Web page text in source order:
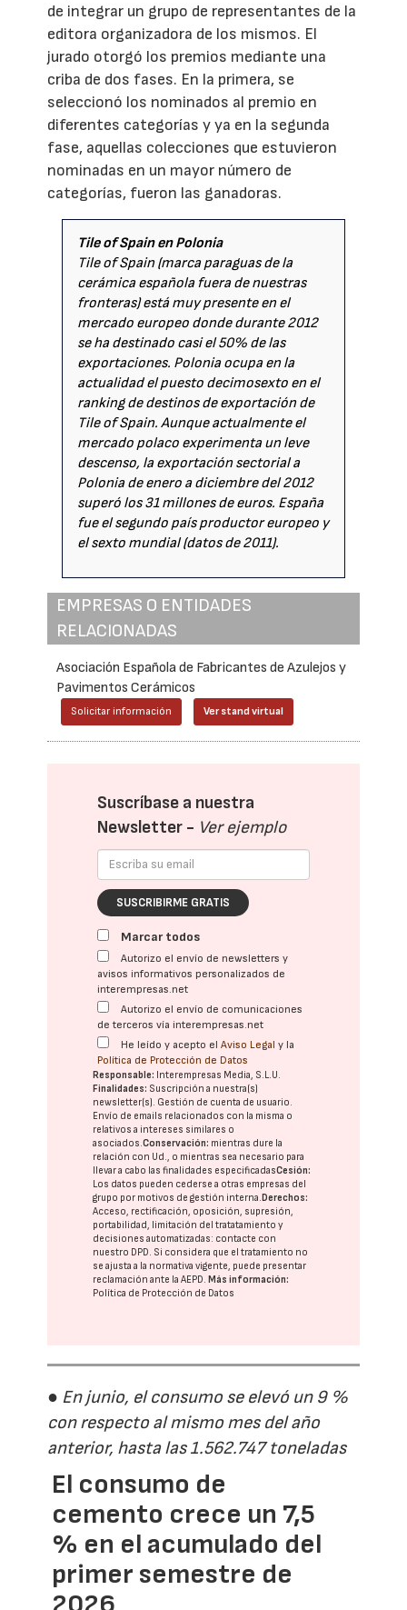
de integrar un grupo de representantes de la
editora organizadora de los mismos. El
jurado otorgó los premios mediante una
criba de dos fases. En la primera, se
seleccionó los nominados al premio en
diferentes categorías y ya en la segunda
fase, aquellas colecciones que estuvieron
nominadas en un mayor número de
categorías, fueron las ganadoras.
Tile of Spain en Polonia
Tile of Spain (marca paraguas de la
cerámica española fuera de nuestras
fronteras) está muy presente en el
mercado europeo donde durante 2012
se ha destinado casi el 50% de las
exportaciones. Polonia ocupa en la
actualidad el puesto decimosexto en el
ranking de destinos de exportación de
Tile of Spain. Aunque actualmente el
mercado polaco experimenta un leve
descenso, la exportación sectorial a
Polonia de enero a diciembre del 2012
superó los 31 millones de euros. España
fue el segundo país productor europeo y
el sexto mundial (datos de 2011).
EMPRESAS O ENTIDADES
RELACIONADAS
Asociación Española de Fabricantes de Azulejos y
Pavimentos Cerámicos
Solicitar información Ver stand virtual
Suscríbase a nuestra
Newsletter - Ver ejemplo
SUSCRIBIRME GRATIS
Marcar todos
Autorizo el envío de newsletters y
avisos informativos personalizados de
interempresas.net
Autorizo el envío de comunicaciones
de terceros vía interempresas.net
He leído y acepto elAviso Legal y la
Política de Protección de Datos
Responsable: Interempresas Media, S.L.U.
Finalidades: Suscripción a nuestra(s)
newsletter(s). Gestión de cuenta de usuario.
Envío de emails relacionados con la misma o
relativos a intereses similares o
asociados.Conservación: mientras dure la
relación con Ud., o mientras sea necesario para
llevar a cabo las finalidades especificadasCesión:
Los datos pueden cederse a otras empresas del
grupo por motivos de gestión interna.Derechos:
Acceso, rectificación, oposición, supresión,
portabilidad, limitación del tratatamiento y
decisiones automatizadas: contacte con
nuestro DPD. Si considera que el tratamiento no
se ajusta a la normativa vigente, puede presentar
reclamación ante laAEPD.Más información:
Política de Protección de Datos
● En junio, el consumo se elevó un 9 %
con respecto al mismo mes del año
anterior, hasta las 1.562.747 toneladas
El consumo de
cemento crece un 7,5
% en el acumulado del
primer semestre de